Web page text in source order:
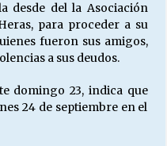
desde del la Asociación
para proceder a su
fueron sus amigos,
a sus deudos.
domingo 23, indica que
24 de septiembre en el